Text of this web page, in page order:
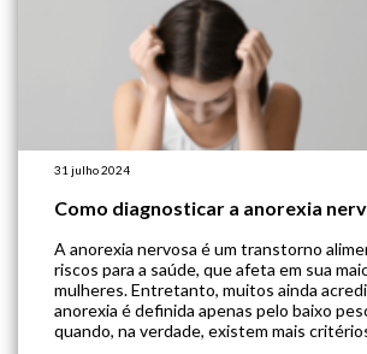
31 julho 2024
Como diagnosticar a anorexia
A anorexia nervosa é um transtorno
riscos para a saúde, que afeta em sua
mulheres. Entretanto, muitos ainda
anorexia é definida apenas pelo baixo
quando, na verdade, existem mais